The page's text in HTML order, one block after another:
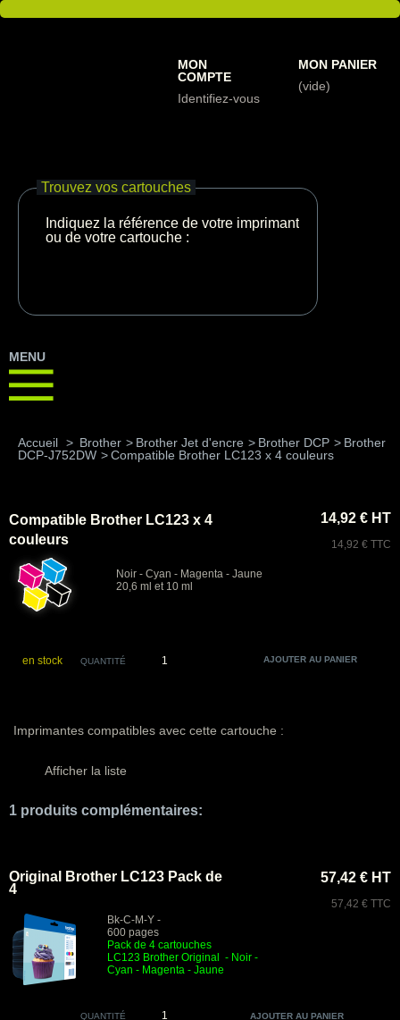
MON
COMPTE
Identifiez-vous
MON PANIER
(vide)
Trouvez vos cartouches
Indiquez la référence de votre imprimante
ou de votre cartouche :
MENU
Accueil > Brother > Brother Jet d'encre > Brother DCP > Brother
DCP-J752DW >Compatible Brother LC123 x 4 couleurs
Compatible Brother LC123 x 4
couleurs
Noir - Cyan - Magenta - Jaune
20,6 ml et 10 ml
14,92 € HT
14,92 € TTC
en stock QUANTITÉ
Imprimantes compatibles avec cette cartouche :
Afficher la liste
1 produits complémentaires:
Original Brother LC123 Pack de
4
Bk-C-M-Y -
600 pages
Pack de 4 cartouches
LC123 Brother Original - Noir -
Cyan - Magenta - Jaune
57,42 € HT
57,42 € TTC
QUANTITÉ